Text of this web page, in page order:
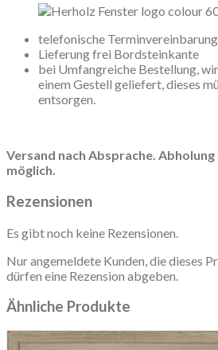
telefonische Terminvereinbarung
Lieferung frei Bordsteinkante
bei Umfangreiche Bestellung,
einem Gestell geliefert, dieses
entsorgen.
Versand nach Absprache.
möglich.
Rezensionen
Es gibt noch keine Rezensionen.
Nur angemeldete Kunden, die dieses
dürfen eine Rezension abgeben.
Ähnliche Produkte